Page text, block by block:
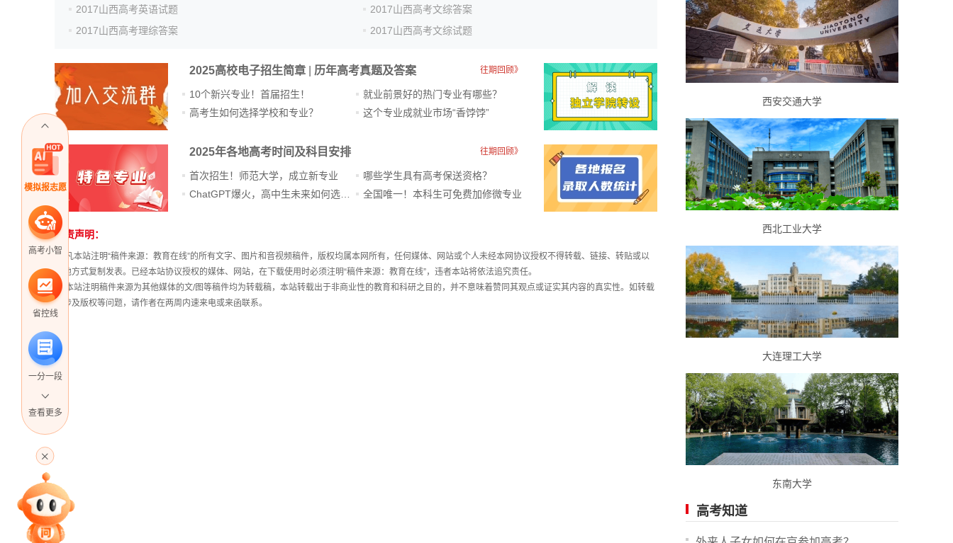
模拟报志愿
高考小智
省控线
一分一段
专家指导课
查看更多
2017山西高考英语试题
2017山西高考文综答案
2017山西高考理综答案
2017山西高考文综试题
2025高校电子招生简章 历年高考真题及答案 往期回顾》
10个新兴专业！首届招生！
高考生如何选择学校和专业？
就业前景好的热门专业有哪些？
这个专业成就业市场“香饽饽”​
2025年各地高考时间及科目安排 往期回顾》
首次招生！师范大学，成立新专业
哪些学生具有高考保送资格？
全国唯一！本科生可免费加修微专业
免责声明：
① 凡本站注明“稿件来源：教育在线”的所有文字、图片和音视频稿件，版权均属本网所有，任何媒体、网站或个人未经本网协议授权不得转载、链接、转贴或以
其他方式复制发表。已经本站协议授权的媒体、网站，在下载使用时必须注明“稿件来源：教育在线”，违者本站将依法追究责任。
② 本站注明稿件来源为其他媒体的文/图等稿件均为转载稿，本站转载出于非商业性的教育和科研之目的，并不意味着赞同其观点或证实其内容的真实性。如转载
稿涉及版权等问题，请作者在两周内速来电或来函联系。
西安交通大学
西北工业大学
大连理工大学
东南大学
高考知道